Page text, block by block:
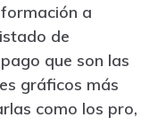
a
de
que son las
gráficos más
como los pro,